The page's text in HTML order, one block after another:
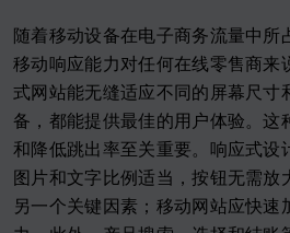
随着移动设备在电子商务流量中所
移动响应能力对任何在线零售商来
式网站能无缝适应不同的屏幕尺寸
备，都能提供最佳的用户体验。这
和降低跳出率至关重要。响应式设
图片和文字比例适当，按钮无需放
另一个关键因素；移动网站应快速